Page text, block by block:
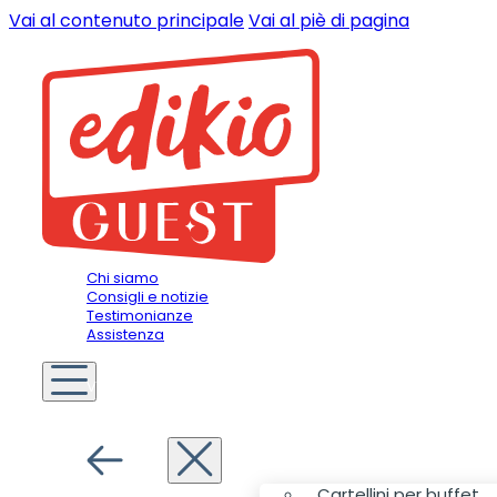
Vai al contenuto principaleVai al piè di pagina
Chi siamo
Consigli e notizie
Testimonianze
Assistenza
Voi siete